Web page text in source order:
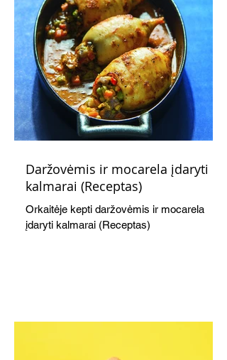
Daržovėmis ir mocarela įdaryti
kalmarai (Receptas)
Orkaitėje kepti daržovėmis ir mocarela
įdaryti kalmarai (Receptas)